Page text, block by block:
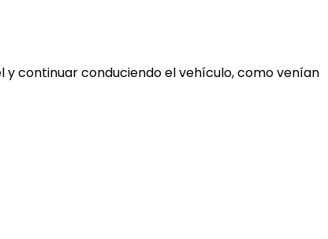
continuar conduciendo el vehículo, como venían